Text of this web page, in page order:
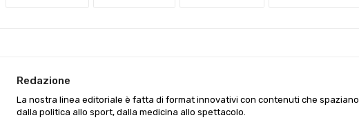
Redazione
La nostra linea editoriale è fatta di format innovativi con contenuti che spaziano
dalla politica allo sport, dalla medicina allo spettacolo.